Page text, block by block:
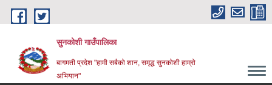
Skip to main content
सुनकोशी गाउँपालिका
बागमती प्रदेश "हामी सबैको शान, समृद्ध सुनकोशी हाम्रो
अभियान"